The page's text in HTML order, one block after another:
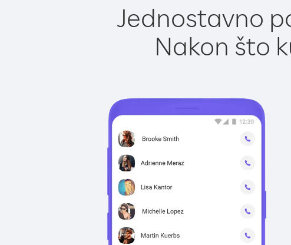
Jednostavno
Nakon što